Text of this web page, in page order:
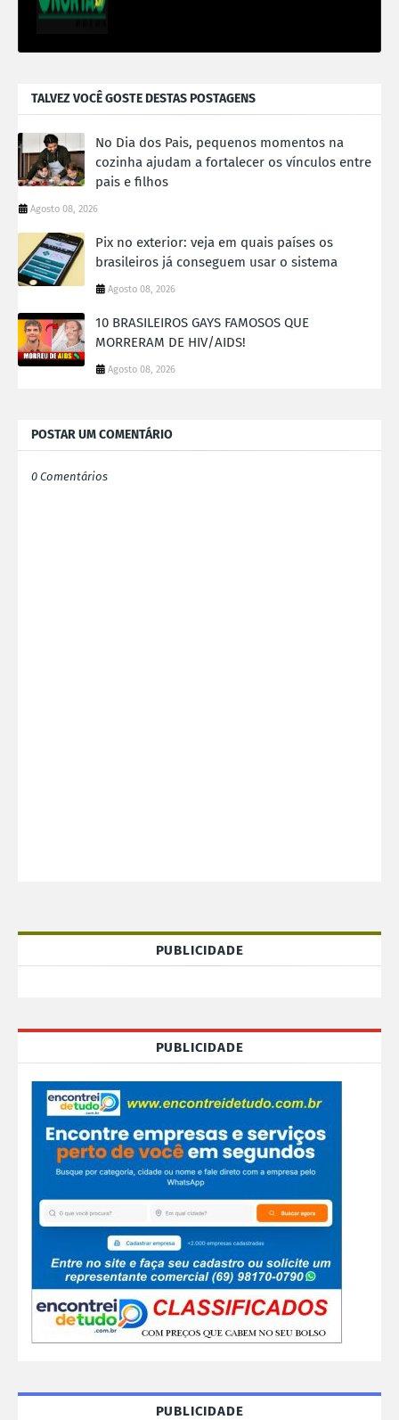
TALVEZ VOCÊ GOSTE DESTAS POSTAGENS
No Dia dos Pais, pequenos momentos na
cozinha ajudam a fortalecer os vínculos entre
pais e filhos
Agosto 08, 2026
Pix no exterior: veja em quais países os
brasileiros já conseguem usar o sistema
Agosto 08, 2026
10 BRASILEIROS GAYS FAMOSOS QUE
MORRERAM DE HIV/AIDS!
Agosto 08, 2026
POSTAR UM COMENTÁRIO
0 Comentários
PUBLICIDADE
PUBLICIDADE
PUBLICIDADE